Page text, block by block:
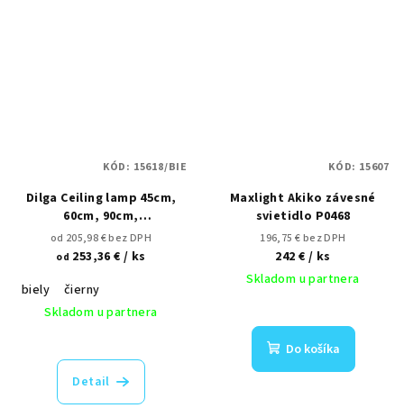
Dilga Ceiling lamp 45cm,
60cm, 90cm,
nestmievateľné, TRIAC,
DALI/Push, Casambi
od 205,98 € bez DPH
od 253,36 €/ ks
biely
čierny
Skladom u partnera
Detail
KÓD: 15618/BIE
Maxlight Akiko závesné
svietidlo P0468
196,75 € bez DPH
242 € / ks
Skladom u partnera
Do košíka
KÓD: 15607